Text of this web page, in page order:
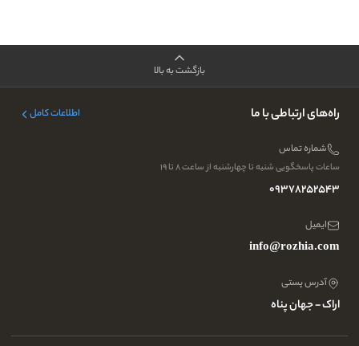
بازگشت به بالا
راه‌های ارتباطی با ما اطلاعات کامل
شماره تماس
ساعات پاسخگویی شنبه تا چهارشنبه از ساعت ۸ تا ۱۹
09378252543
ایمیل
info@rozhia.com
آدرس پستی
اراک - جهان پناه